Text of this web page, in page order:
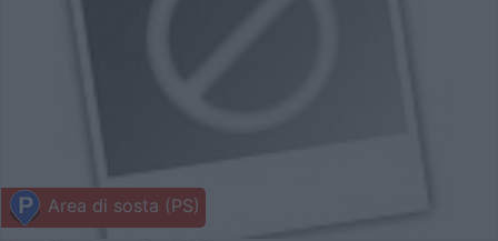
Area di sosta (PS)